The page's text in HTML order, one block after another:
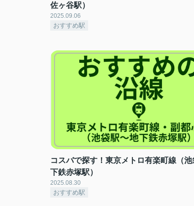
佐ヶ谷駅）
2025.09.06
おすすめ駅
コスバで探す！東京メトロ有楽町線（
下鉄赤塚駅）
2025.08.30
おすすめ駅